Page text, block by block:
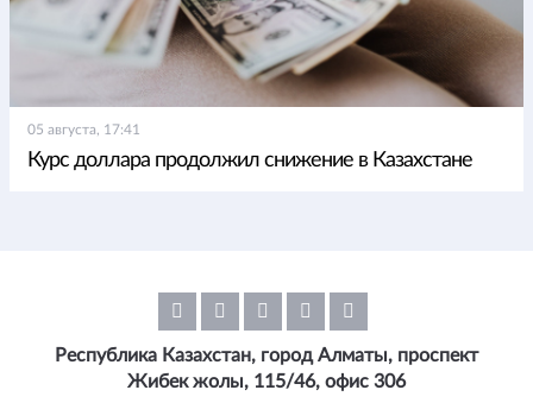
05 августа, 17:41
Курс доллара продолжил снижение в Казахстане
Республика Казахстан, город Алматы, проспект
Жибек жолы, 115/46, офис 306